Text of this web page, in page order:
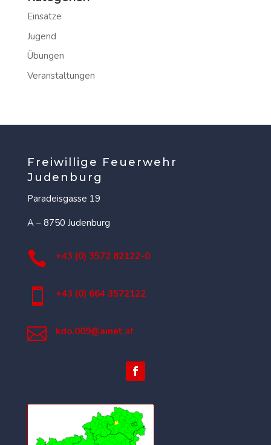
Einsätze
Jugend
Übungen
Veranstaltungen
Freiwillige Feuerwehr
Judenburg
Paradeisgasse 19
A – 8750 Judenburg
 +43 (0) 3572 82122-0
 +43 (0) 664 3572122
 kdo.009@ainet.at